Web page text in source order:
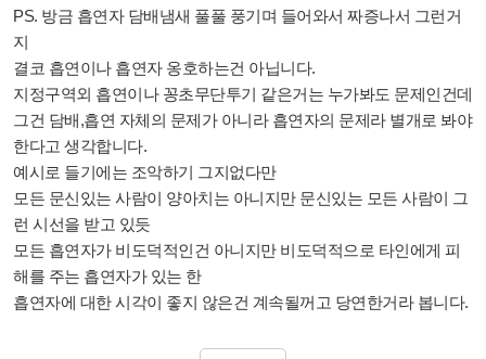
PS. 방금 흡연자 담배냄새 풀풀 풍기며 들어와서 짜증나서 그런거
지
결코 흡연이나 흡연자 옹호하는건 아닙니다.
지정구역외 흡연이나 꽁초무단투기 같은거는 누가봐도 문제인건데
그건 담배,흡연 자체의 문제가 아니라 흡연자의 문제라 별개로 봐야
한다고 생각합니다.
예시로 들기에는 조악하기 그지없다만
모든 문신있는 사람이 양아치는 아니지만 문신있는 모든 사람이 그
런 시선을 받고 있듯
모든 흡연자가 비도덕적인건 아니지만 비도덕적으로 타인에게 피
해를 주는 흡연자가 있는 한
흡연자에 대한 시각이 좋지 않은건 계속될꺼고 당연한거라 봅니다.